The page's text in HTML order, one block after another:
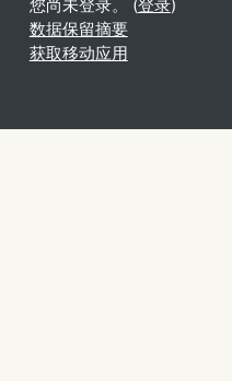
您尚未登录。 (登录)
‎数据保留摘要‎
获取移动应用